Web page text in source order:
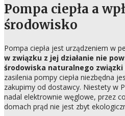
Pompa ciepła a
środowisko
Pompa ciepła jest urządzeniem w
w związku z jej działanie nie
środowiska naturalnego
zasilenia pompy ciepła niezbędna
zakupimy od dostawcy. Niestety w
nadal elektrownie węglowe, przez
domach prąd nie jest zbyt